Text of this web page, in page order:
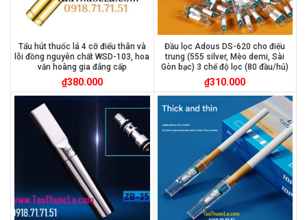
Tẩu hút thuốc lá 4 cỡ điếu thân và
lõi đồng nguyên chất WSD-103, hoa
văn hoàng gia đẳng cấp
₫380.000
Đầu lọc Adous DS-620 cho điếu
trung (555 silver, Mèo demi, Sài
Gòn bạc) 3 chế độ lọc (80 đầu/hủ)
₫310.000